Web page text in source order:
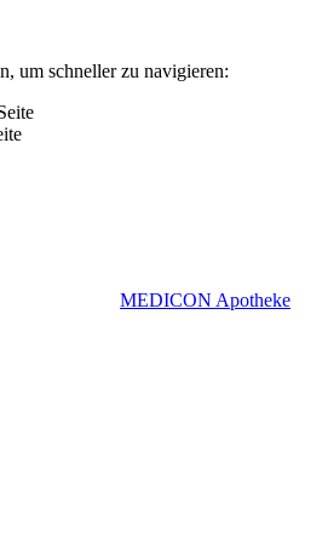
um schneller zu navigieren:
MEDICON Apotheke